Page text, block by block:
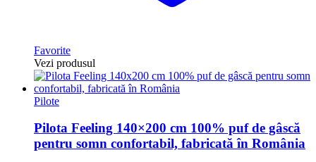
Favorite
Vezi produsul
Pilote
Pilota Feeling 140×200 cm 100% puf de gâscă
pentru somn confortabil, fabricată în România